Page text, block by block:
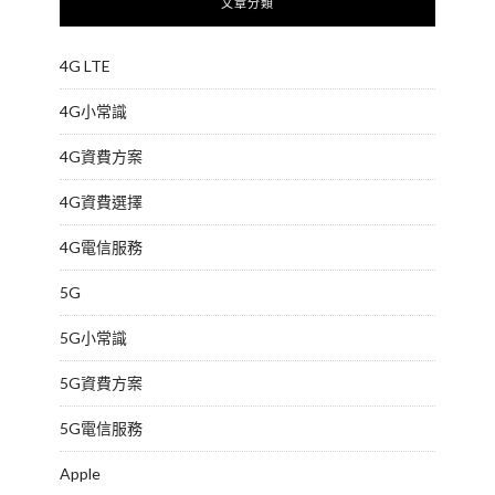
4G LTE
4G小常識
4G資費方案
4G資費選擇
4G電信服務
5G
5G小常識
5G資費方案
5G電信服務
Apple